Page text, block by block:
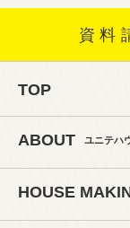
資料
TOP
ABOUT ユニテハ
HOUSE